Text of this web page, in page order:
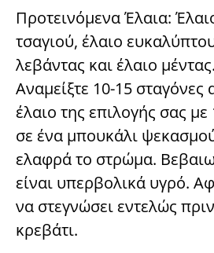
Προτεινόμενα Έλαια:
τσαγιού, έλαιο
λεβάντας και έλαιο
Αναμείξτε 10-15 σταγόνες
έλαιο της επιλογής σας με
σε ένα μπουκάλι
ελαφρά το στρώμα.
είναι υπερβολικά υγρό.
να στεγνώσει εντελώς
κρεβάτι.